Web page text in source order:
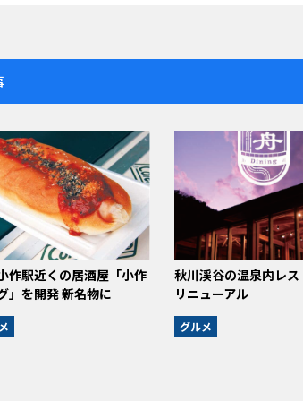
作駅近くの居酒屋「小作
」を開発 新名物に
秋川渓谷の温泉内レ
リニューアル
グルメ